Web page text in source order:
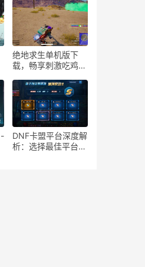
使用指南
绝地求生单机版下
载，畅享刺激吃鸡体
游戏下载与安装教程
DNF卡盟平台深度解
析：选择最佳平台的